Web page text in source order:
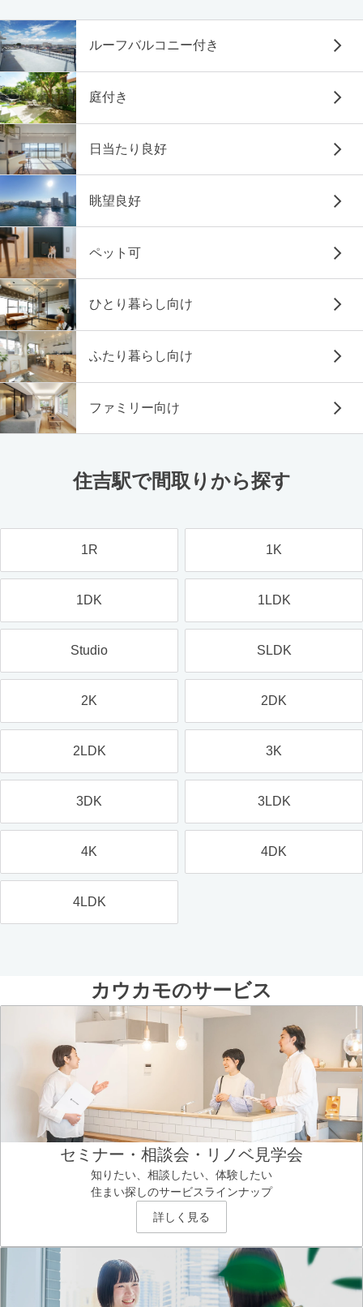
ルーフバルコニー付き
庭付き
日当たり良好
眺望良好
ペット可
ひとり暮らし向け
ふたり暮らし向け
ファミリー向け
住吉駅で間取りから探す
1R 1K
1DK 1LDK
Studio SLDK
2K 2DK
2LDK 3K
3DK 3LDK
4K 4DK
4LDK
カウカモのサービス
セミナー・相談会・リノベ見学会
知りたい、相談したい、体験したい
住まい探しのサービスラインナップ
詳しく見る